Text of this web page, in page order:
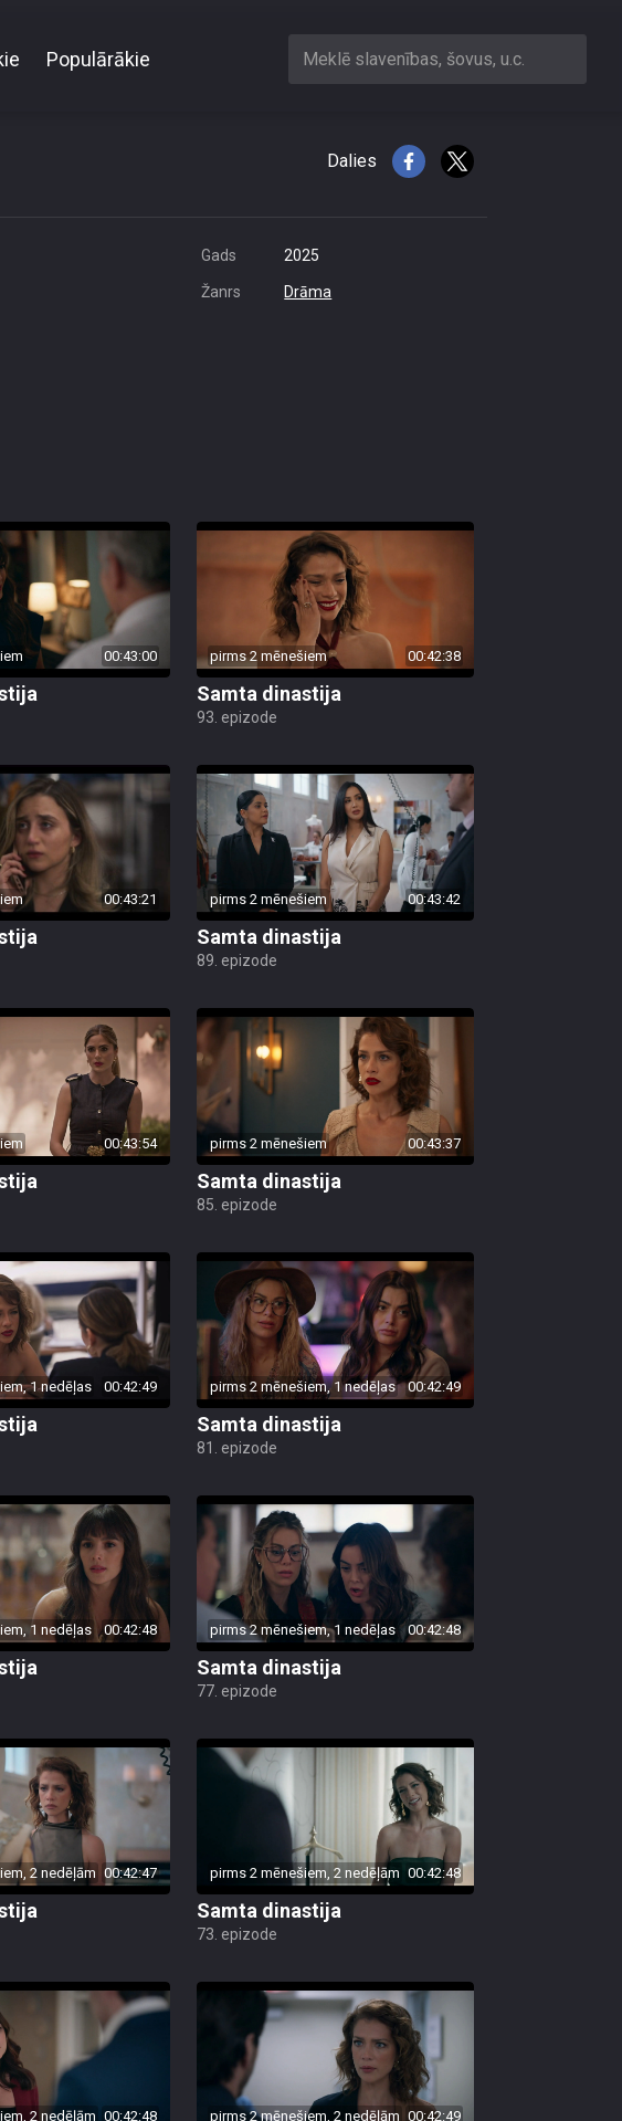
Populārākie Meklē slavenības, šovus, u.c.
to your location or other restrictions
Dalies
Gads 2025
Žanrs Drāma
00:43:00 pirms 2 mēnešiem 00:42:38
Samta dinastija
93. epizode
00:43:21 pirms 2 mēnešiem 00:43:42
Samta dinastija
89. epizode
00:43:54 pirms 2 mēnešiem 00:43:37
Samta dinastija
85. epizode
1 nedēļas 00:42:49 pirms 2 mēnešiem, 1 nedēļas 00:42:49
Samta dinastija
81. epizode
1 nedēļas 00:42:48 pirms 2 mēnešiem, 1 nedēļas 00:42:48
Samta dinastija
77. epizode
2 nedēļām 00:42:47 pirms 2 mēnešiem, 2 nedēļām 00:42:48
Samta dinastija
73. epizode
2 nedēļām 00:42:48 pirms 2 mēnešiem, 2 nedēļām 00:42:49